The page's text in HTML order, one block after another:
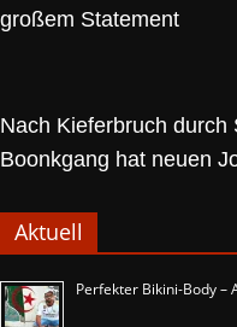
großem Statement
Nach Kieferbruch
Boonkgang hat neuen
Aktuell
Perfekter Bikini-Body –